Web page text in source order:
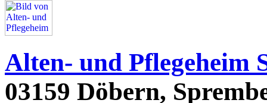
Alten- und Pflegeheim
03159 Döbern,